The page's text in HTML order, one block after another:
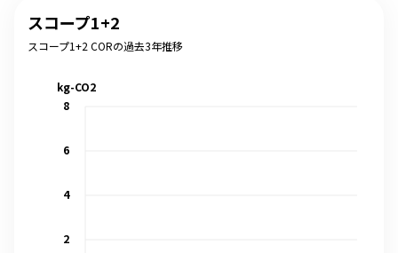
スコープ1+2
スコープ1+2 CORの過去3年推移
2
4
6
8
kg-CO2